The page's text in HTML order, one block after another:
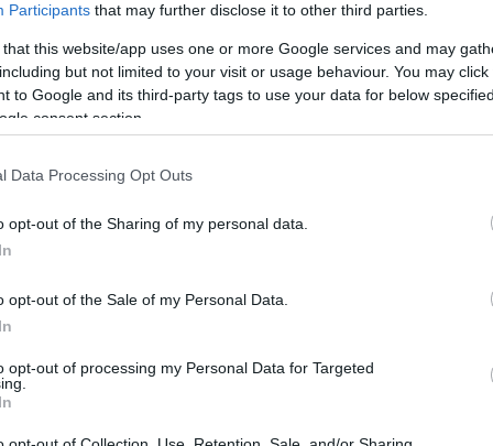
Participants that may further disclose it to other third parties.
that this website/app uses one or more Google services and may
but not limited to your visit or usage behaviour. You may
to Google and its third-party tags to use your data for below
consent section.
Data Processing Opt Outs
opt-out of the Sharing of my personal data.
opt-out of the Sale of my Personal Data.
opt-out of processing my Personal Data for Targeted
kövess minket aCsakfociGoogle News oldalán is!
visszhangja volt annak a
évtizedének egyik legnagyobb sikerét értük
az együttes, amely emellett remek
miatt sokáig mindenki aggódott.
kapott, a betegség következtében a
kezeléseken vesz részt,
szerencsére sikerült javulást elérnie.
a kórházból, csak kerekesszékkel